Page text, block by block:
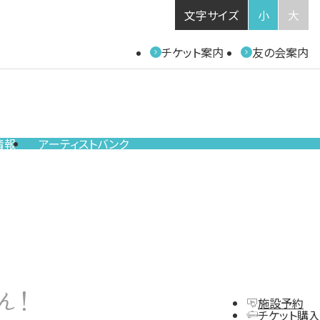
文字サイズ 小 大
チケット案内 友の会案内
報 アーティストバンク
施設予約
チケット購入